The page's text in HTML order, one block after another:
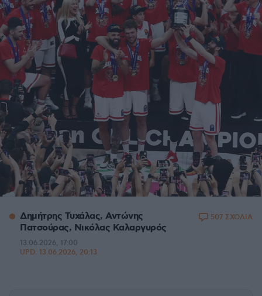
Δημήτρης Τυχάλας, Αντώνης
Πατσούρας, Νικόλας Καλαργυρός
13.06.2026, 17:00
UPD: 13.06.2026, 20:13
507 ΣΧΟΛΙΑ